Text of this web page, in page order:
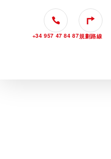
+34 957 47 84 87規劃路線